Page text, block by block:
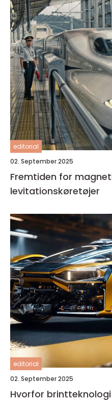
editorial
02. September 2025
Fremtiden for
levitationskøretøjer
editorial
02. September 2025
Hvorfor